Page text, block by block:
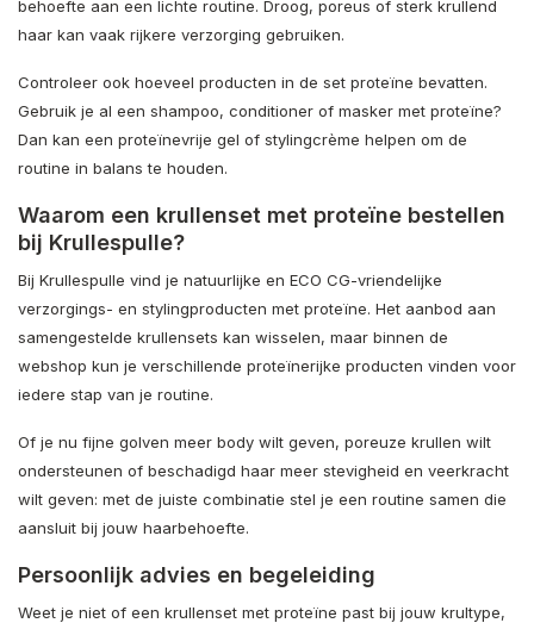
behoefte aan een lichte routine. Droog, poreus of sterk krullend
haar kan vaak rijkere verzorging gebruiken.
Controleer ook hoeveel producten in de set proteïne bevatten.
Gebruik je al een shampoo, conditioner of masker met proteïne?
Dan kan een proteïnevrije gel of stylingcrème helpen om de
routine in balans te houden.
Waarom een krullenset met proteïne bestellen
bij Krullespulle?
Bij Krullespulle vind je natuurlijke en ECO CG-vriendelijke
verzorgings- en stylingproducten met proteïne. Het aanbod aan
samengestelde krullensets kan wisselen, maar binnen de
webshop kun je verschillende proteïnerijke producten vinden voor
iedere stap van je routine.
Of je nu fijne golven meer body wilt geven, poreuze krullen wilt
ondersteunen of beschadigd haar meer stevigheid en veerkracht
wilt geven: met de juiste combinatie stel je een routine samen die
aansluit bij jouw haarbehoefte.
Persoonlijk advies en begeleiding
Weet je niet of een krullenset met proteïne past bij jouw krultype,